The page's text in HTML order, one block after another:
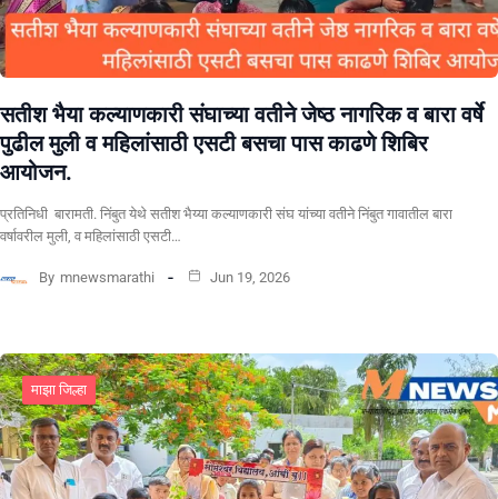
सतीश भैया कल्याणकारी संघाच्या वतीने जेष्ठ नागरिक व बारा वर्षे
पुढील मुली व महिलांसाठी एसटी बसचा पास काढणे शिबिर
आयोजन.
प्रतिनिधी बारामती. निंबुत येथे सतीश भैय्या कल्याणकारी संघ यांच्या वतीने निंबुत गावातील बारा
वर्षावरील मुली, व महिलांसाठी एसटी…
By mnewsmarathi Jun 19, 2026
माझा जिल्हा